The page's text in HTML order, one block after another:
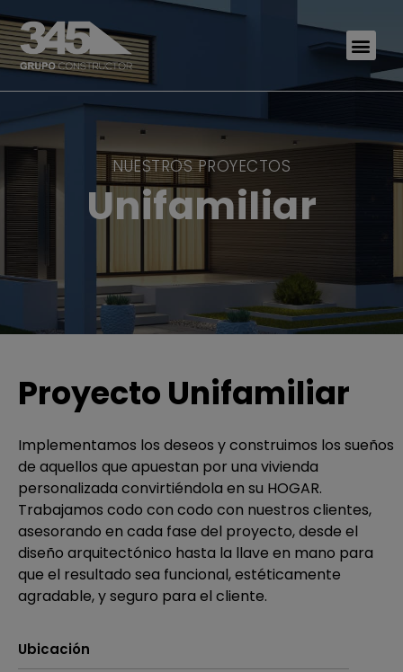
NUESTROS PROYECTOS
Unifamiliar
Proyecto Unifamiliar
Implementamos los deseos y construimos los sueños
de aquellos que apuestan por una vivienda
personalizada convirtiéndola en su HOGAR.
Trabajamos codo con codo con nuestros clientes,
asesorando en cada fase del proyecto, desde el
diseño arquitectónico hasta la llave en mano para
que el resultado sea funcional, estéticamente
agradable, y seguro para el cliente.
Ubicación